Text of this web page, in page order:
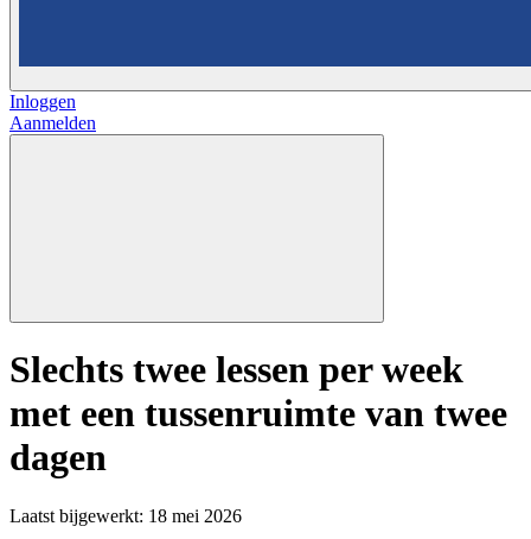
Inloggen
Aanmelden
Slechts twee lessen per week
met een tussenruimte van twee
dagen
Laatst bijgewerkt: 18 mei 2026